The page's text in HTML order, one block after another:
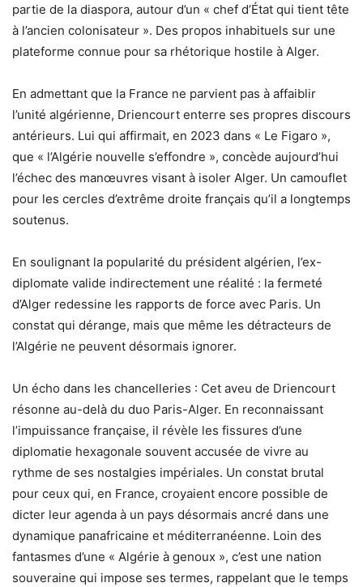
partie de la diaspora, autour d’un « chef d’État qui tient tête
à l’ancien colonisateur ». Des propos inhabituels sur une
plateforme connue pour sa rhétorique hostile à Alger.
En admettant que la France ne parvient pas à affaiblir
l’unité algérienne, Driencourt enterre ses propres discours
antérieurs. Lui qui affirmait, en 2023 dans « Le Figaro »,
que « l’Algérie nouvelle s’effondre », concède aujourd’hui
l’échec des manœuvres visant à isoler Alger. Un camouflet
pour les cercles d’extrême droite français qu’il a longtemps
soutenus.
En soulignant la popularité du président algérien, l’ex-
diplomate valide indirectement une réalité : la fermeté
d’Alger redessine les rapports de force avec Paris. Un
constat qui dérange, mais que même les détracteurs de
l’Algérie ne peuvent désormais ignorer.
Un écho dans les chancelleries : Cet aveu de Driencourt
résonne au-delà du duo Paris-Alger. En reconnaissant
l’impuissance française, il révèle les fissures d’une
diplomatie hexagonale souvent accusée de vivre au
rythme de ses nostalgies impériales. Un constat brutal
pour ceux qui, en France, croyaient encore possible de
dicter leur agenda à un pays désormais ancré dans une
dynamique panafricaine et méditerranéenne. Loin des
fantasmes d’une « Algérie à genoux », c’est une nation
souveraine qui impose ses termes, rappelant que le temps